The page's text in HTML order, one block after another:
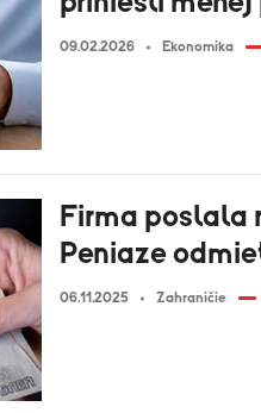
09.02.2026 Ekonomika
Firma poslala
Peniaze
06.11.2025 Zahraničie